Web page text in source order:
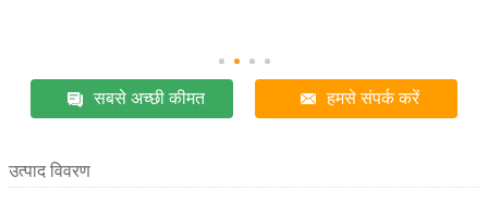
सबसे अच्छी कीमत हमसे संपर्क करें
उत्पाद विवरण